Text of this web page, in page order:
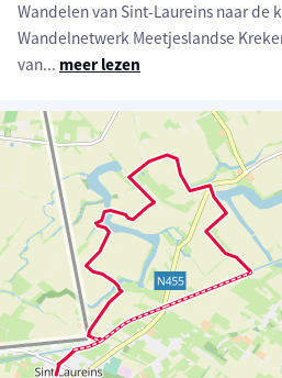
Wandelen van Sint-Laureins naar de
Wandelnetwerk Meetjeslandse
van... meer lezen